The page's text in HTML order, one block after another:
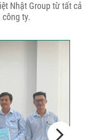
Nhật Group từ tất cả
ty.